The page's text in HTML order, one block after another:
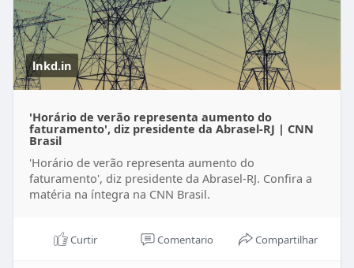
Confira na íntegra:https://lnkd.in/eEi2vG5X
#abrasel#cnn#bar#restaurante
lnkd.in
'Horário de verão representa aumento do
faturamento', diz presidente da Abrasel-RJ | CNN
Brasil
'Horário de verão representa aumento do
faturamento', diz presidente da Abrasel-RJ. Confira a
matéria na íntegra na CNN Brasil.
Curtir Comentario Compartilhar